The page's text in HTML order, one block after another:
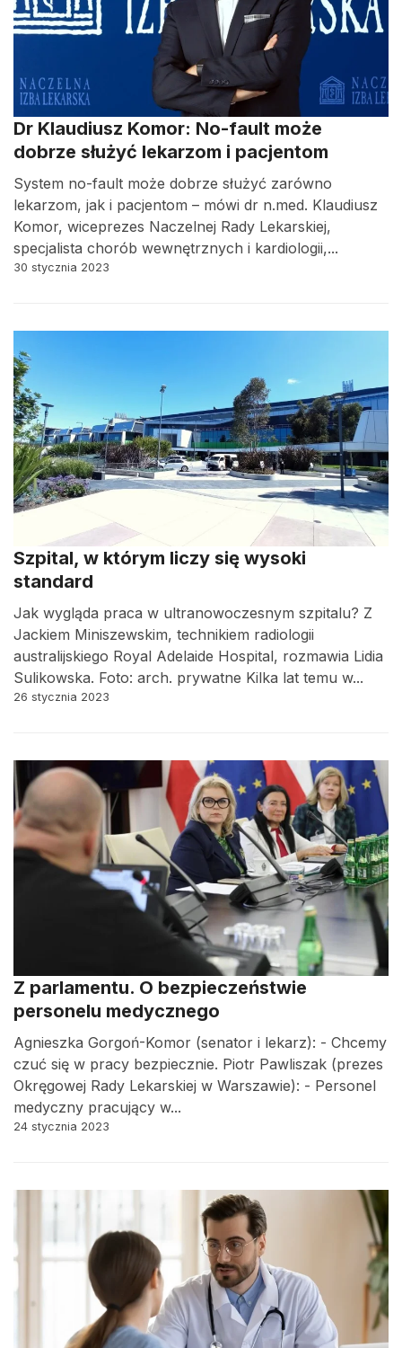
Dr Klaudiusz Komor: No-fault może
dobrze służyć lekarzom i pacjentom
System no-fault może dobrze służyć zarówno
lekarzom, jak i pacjentom – mówi dr n.med. Klaudiusz
Komor, wiceprezes Naczelnej Rady Lekarskiej,
specjalista chorób wewnętrznych i kardiologii,...
30 stycznia 2023
Szpital, w którym liczy się wysoki
standard
Jak wygląda praca w ultranowoczesnym szpitalu? Z
Jackiem Miniszewskim, technikiem radiologii
australijskiego Royal Adelaide Hospital, rozmawia Lidia
Sulikowska. Foto: arch. prywatne Kilka lat temu w...
26 stycznia 2023
Z parlamentu. O bezpieczeństwie
personelu medycznego
Agnieszka Gorgoń-Komor (senator i lekarz): - Chcemy
czuć się w pracy bezpiecznie. Piotr Pawliszak (prezes
Okręgowej Rady Lekarskiej w Warszawie): - Personel
medyczny pracujący w...
24 stycznia 2023